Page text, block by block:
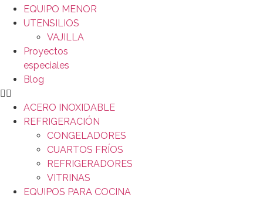
EQUIPO MENOR
UTENSILIOS
VAJILLA
Proyectos
especiales
Blog
ACERO INOXIDABLE
REFRIGERACIÓN
CONGELADORES
CUARTOS FRÍOS
REFRIGERADORES
VITRINAS
EQUIPOS PARA COCINA